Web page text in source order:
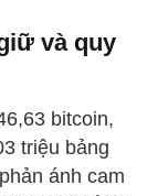
và quy
bitcoin,
triệu bảng
ánh cam